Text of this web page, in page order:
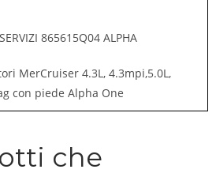
865615Q04 ALPHA
MerCruiser 4.3L, 4.3mpi,5.0L,
con piede Alpha One
che